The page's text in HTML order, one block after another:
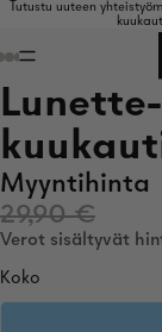
Tutustu uuteen
Lunette-
Myyntihinta
29,90 €
Verot sisältyvät
Koko